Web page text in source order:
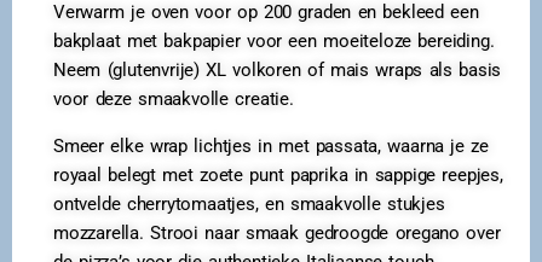
Verwarm je oven voor op 200 graden en bekleed een
bakplaat met bakpapier voor een moeiteloze bereiding.
Neem (glutenvrije) XL volkoren of mais wraps als basis
voor deze smaakvolle creatie.
Smeer elke wrap lichtjes in met passata, waarna je ze
royaal belegt met zoete punt paprika in sappige reepjes,
ontvelde cherrytomaatjes, en smaakvolle stukjes
mozzarella. Strooi naar smaak gedroogde oregano over